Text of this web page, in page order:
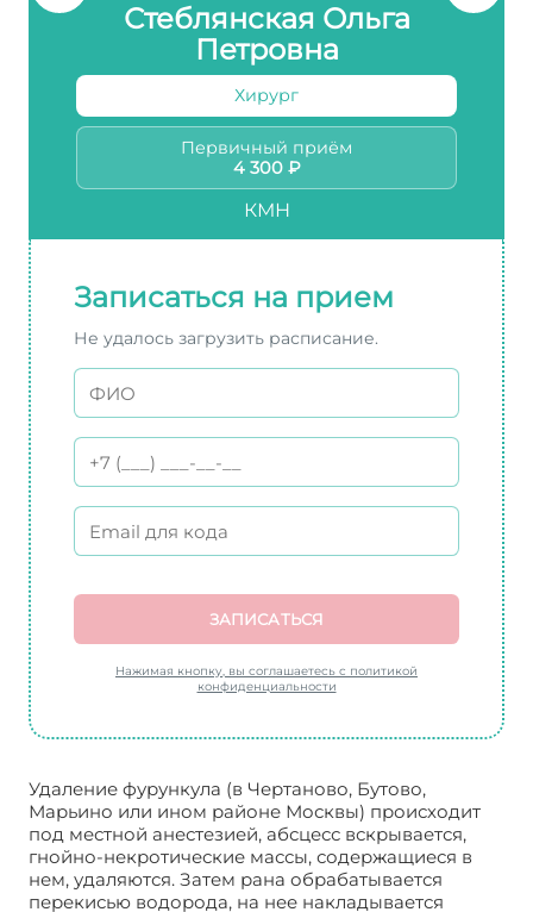
Стеблянская Ольга
Петровна
Хирург
Первичный приём
4 300 ₽
КМН
Записаться на прием
Не удалось загрузить расписание.
ЗАПИСАТЬСЯ
Нажимая кнопку, вы соглашаетесь с политикой
конфиденциальности
Удаление фурункула (в Чертаново, Бутово,
Марьино или ином районе Москвы) происходит
под местной анестезией, абсцесс вскрывается,
гнойно-некротические массы, содержащиеся в
нем, удаляются. Затем рана обрабатывается
перекисью водорода, на нее накладывается